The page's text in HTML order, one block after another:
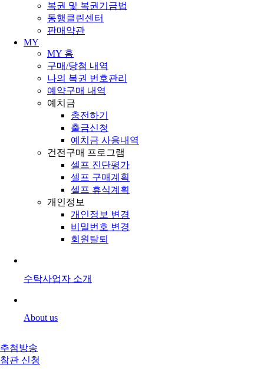
복권 및 복권기금법
동행클린센터
판매약관
MY
MY 홈
구매/당첨 내역
나의 복권 번호관리
예약구매 내역
예치금
충전하기
출금신청
예치금 사용내역
건전구매 프로그램
셀프 진단평가
셀프 구매계획
셀프 휴식계획
개인정보
개인정보 변경
비밀번호 변경
회원탈퇴
수탁사업자 소개
About us
추첨방송
참관 신청